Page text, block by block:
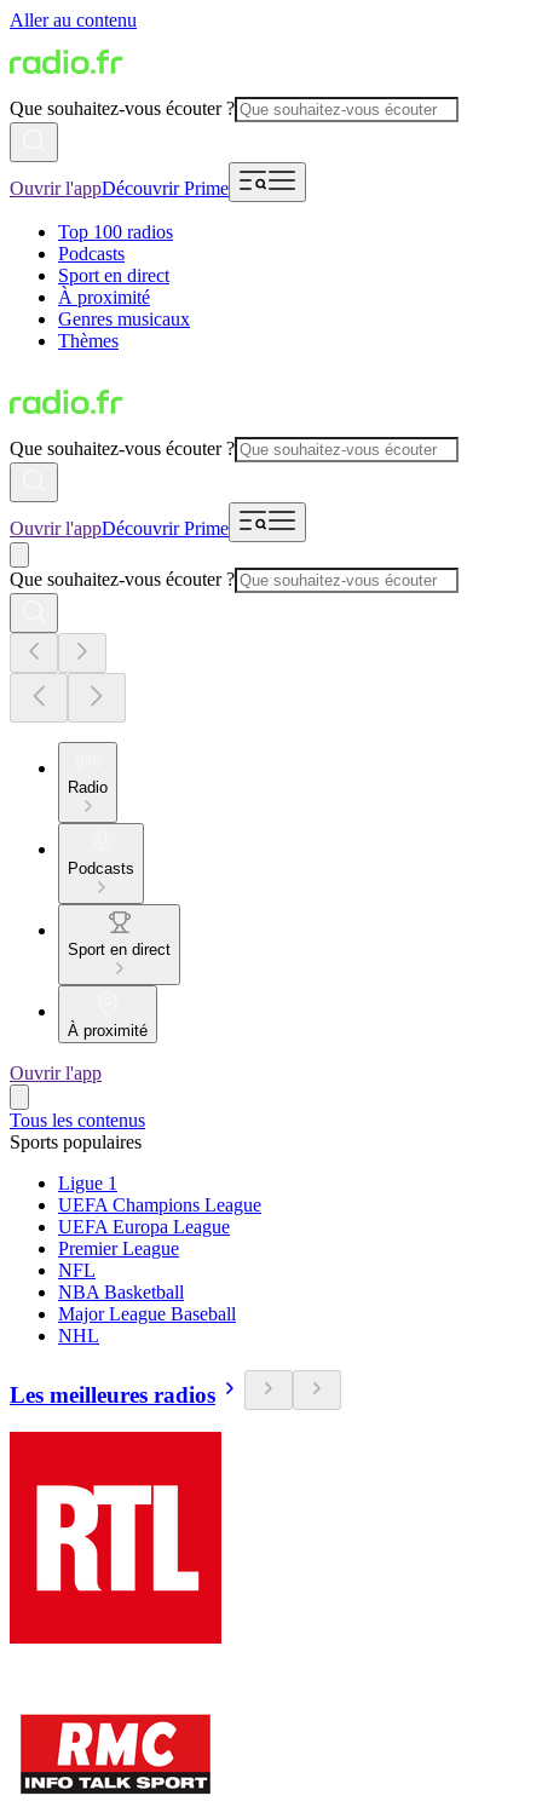
Aller au contenu
Que souhaitez-vous écouter ?
Ouvrir l'appDécouvrir Prime
Top 100 radios
Podcasts
Sport en direct
À proximité
Genres musicaux
Thèmes
Que souhaitez-vous écouter ?
Ouvrir l'appDécouvrir Prime
Que souhaitez-vous écouter ?
Radio
Podcasts
Sport en direct
À proximité
Ouvrir l'app
Tous les contenus
Sports populaires
Ligue 1
UEFA Champions League
UEFA Europa League
Premier League
NFL
NBA Basketball
Major League Baseball
NHL
Les meilleures radios